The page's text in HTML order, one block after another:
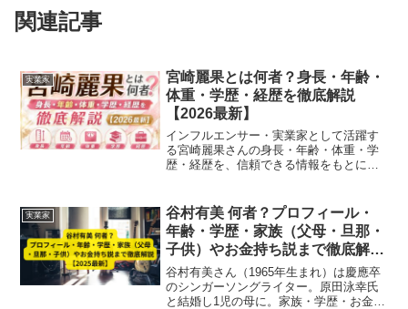
関連記事
実業家
宮崎麗果とは何者？身長・年齢・
体重・学歴・経歴を徹底解説
【2026最新】
インフルエンサー・実業家として活躍す
る宮崎麗果さんの身長・年齢・体重・学
歴・経歴を、信頼できる情報をもとにわ
実業家
谷村有美 何者？プロフィール・
年齢・学歴・家族（父母・旦那・
子供）やお金持ち説まで徹底解説
【2025最新】
谷村有美さん（1965年生まれ）は慶應卒
のシンガーソングライター。原田泳幸氏
と結婚し1児の母に。家族・学歴・お金持